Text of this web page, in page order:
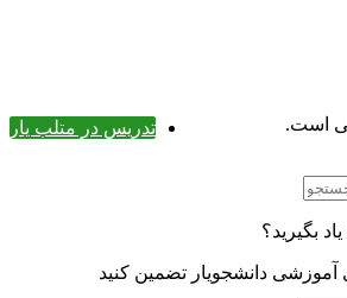
تدریس در متلب یار
است.
بگیرید؟
آموزشی دانشجویار تضمین کنید